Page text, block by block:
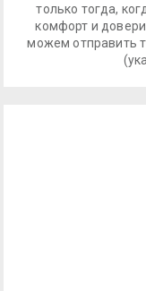
только тогда,
комфорт и
можем отправить